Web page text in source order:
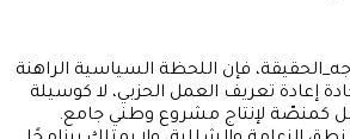
فإن اللحظة السياسية الراهنة
إعادة تعريف العمل الحزبي، لا كوسيلة
كمنصّة لإنتاج مشروع وطني جامع.